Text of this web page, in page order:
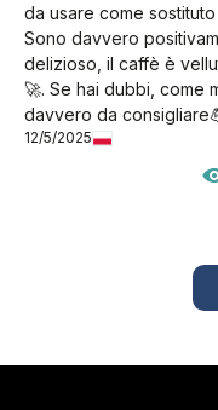
da usare come
Sono davvero
delizioso, il caffè è
🚀. Se hai dubbi, come
davvero da
12/5/2025